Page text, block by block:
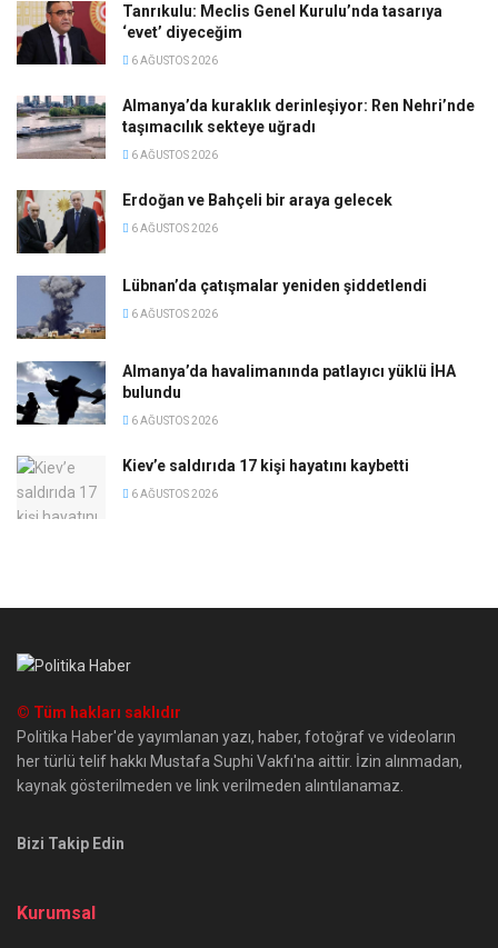
Tanrıkulu: Meclis Genel Kurulu’nda tasarıya
‘evet’ diyeceğim
6 AĞUSTOS 2026
Almanya’da kuraklık derinleşiyor: Ren Nehri’nde
taşımacılık sekteye uğradı
6 AĞUSTOS 2026
Erdoğan ve Bahçeli bir araya gelecek
6 AĞUSTOS 2026
Lübnan’da çatışmalar yeniden şiddetlendi
6 AĞUSTOS 2026
Almanya’da havalimanında patlayıcı yüklü İHA
bulundu
6 AĞUSTOS 2026
Kiev’e saldırıda 17 kişi hayatını kaybetti
6 AĞUSTOS 2026
© Tüm hakları saklıdır
Politika Haber'de yayımlanan yazı, haber, fotoğraf ve videoların
her türlü telif hakkı Mustafa Suphi Vakfı'na aittir. İzin alınmadan,
kaynak gösterilmeden ve link verilmeden alıntılanamaz.
Bizi Takip Edin
Kurumsal